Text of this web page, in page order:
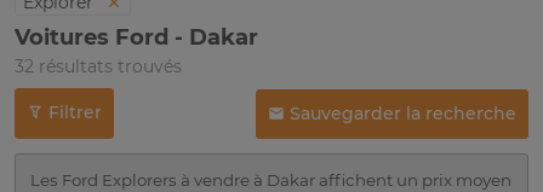
Voitures Ford - Dakar
32 résultats trouvés
Filtrer Sauvegarder la recherche
Les Ford Explorers à vendre à Dakar affichent un prix moyen